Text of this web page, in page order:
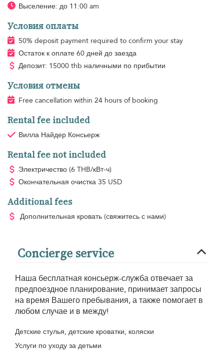
Выселение: до 11:00 am
Условия оплаты
50% deposit payment required to confirm your stay
Остаток к оплате 60 дней до заезда
Депозит: 15000 thb наличными по прибытии
Условия отмены
Free cancellation within 24 hours of booking
Rental fee included
Вилла Найдер Консьерж
Rental fee not included
Электричество (6 THB/кВт-ч)
Окончательная очистка 35 USD
Additional fees
Дополнительная кровать (свяжитесь с нами)
Concierge service
Наша бесплатная консьерж-служба отвечает за
предпоездное планирование, принимает запросы
на время Вашего пребывания, а также помогает в
любом случае и в между!
Детские стулья, детские кроватки, коляски
Услуги по уходу за детьми